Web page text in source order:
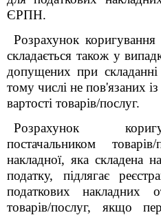
ЄРПН.
Розрахунок коригування
складається також у
допущених при складанні
тому числі не пов'язаних
вартості товарів/послуг.
Розрахунок
постачальником
накладної, яка складена
податку, підлягає
податкових накладних
товарів/послуг, якщо